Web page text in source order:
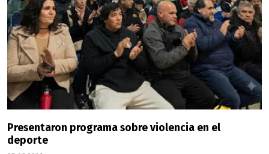
Presentaron programa sobre violencia en el
deporte